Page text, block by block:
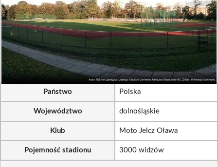
Państwo Polska
Województwo dolnośląskie
Klub Moto Jelcz Oława
Pojemność stadionu 3000 widzów